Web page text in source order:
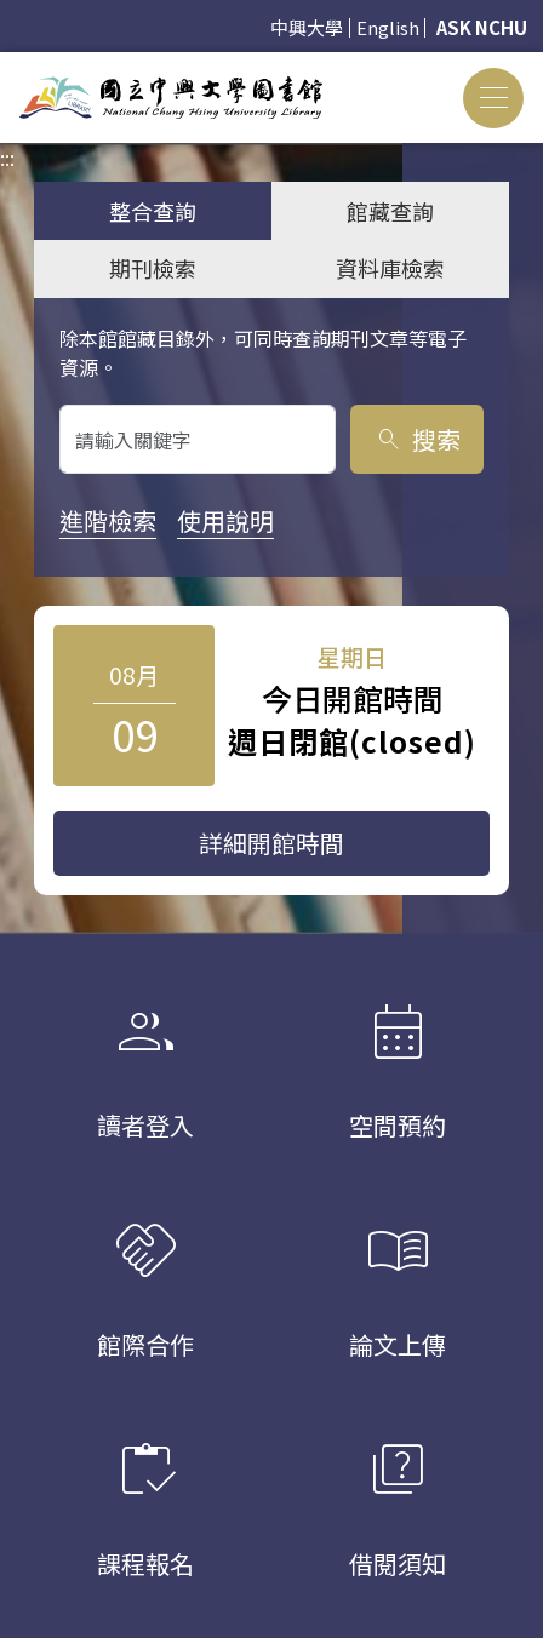
中興大學 English ASK NCHU
:::
整合查詢
館藏查詢
期刊檢索
資料庫檢索
除本館館藏目錄外，可同時查詢期刊文章等電子
資源。
關鍵字搜尋
search 搜索
進階檢索 使用說明
08月
09
星期日
今日開館時間
週日閉館(closed)
詳細開館時間
group
讀者登入
calendar_month
空間預約
handshake
館際合作
menu_book
論文上傳
inventory
課程報名
quiz
借閱須知